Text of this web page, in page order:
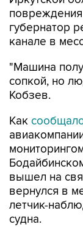
губернатор
канале в
"Машина
сопкой, но
Кобзев.
Как
вышел на
вернулся в
летчик-
судна.